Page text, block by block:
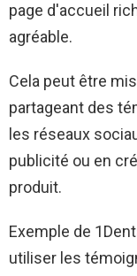
page d'accueil
agréable.
Cela peut être
partageant des
les réseaux
publicité ou en
produit.
Exemple de
utiliser les